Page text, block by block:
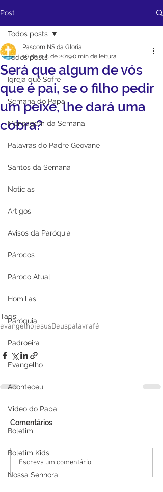
Post
Todos posts
Igreja que Sofre
Semana do Papa
Mensagem da Semana
Palavras do Padre Geovane
Santos da Semana
Notícias
Artigos
Avisos da Paróquia
Párocos
Pároco Atual
Homilias
Paróquia
Padroeira
Evangelho
Aconteceu
Video do Papa
Boletim
Boletim Kids
Nossa Senhora
Todos posts
Será que algum de vós
que é pai, se o filho pedir
um peixe, lhe dará uma
cobra?
Pascom NS da Gloria
10 de out. de 20190 min de leitura
Tags:
evangelhojesusDeuspalavrafé
Comentários
Escreva um comentário